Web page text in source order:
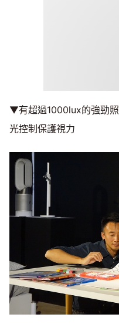
▼有超過1000lux的強勁
光控制保護視力